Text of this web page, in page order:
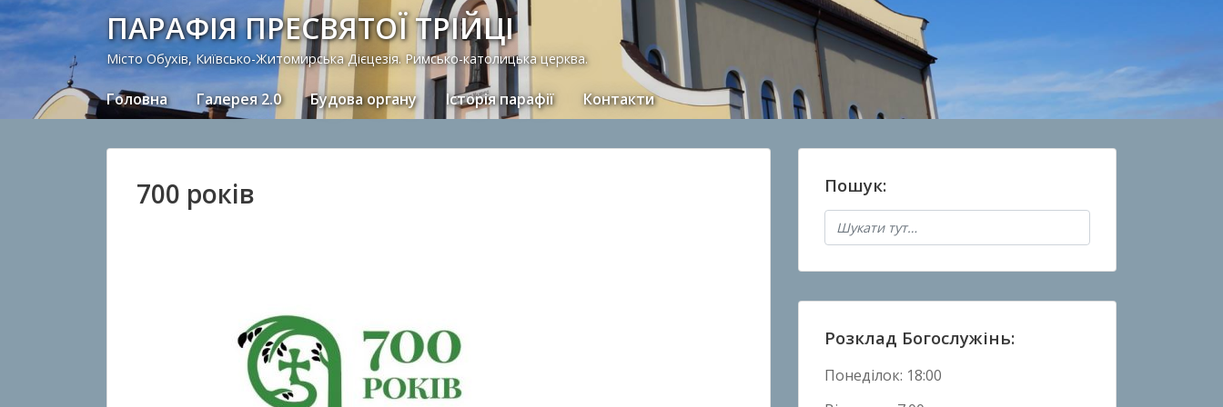
ПАРАФІЯ ПРЕСВЯТОЇ ТРІЙЦІ
Місто Обухів, Київсько-Житомирська Дієцезія. Римсько-католицька церква.
Головна Галерея 2.0 Будова органу Історія парафії Контакти
700 років Пошук:
Розклад Богослужінь:
Понеділок: 18:00